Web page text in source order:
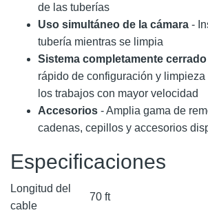
de las tuberías
Uso simultáneo de la cámara -
tubería mientras se limpia
Sistema completamente cerrado
rápido de configuración y
los trabajos con mayor velocidad​
Accesorios - Amplia gama de
cadenas, cepillos y accesorios
Especificaciones
Longitud del
cable
70 ft